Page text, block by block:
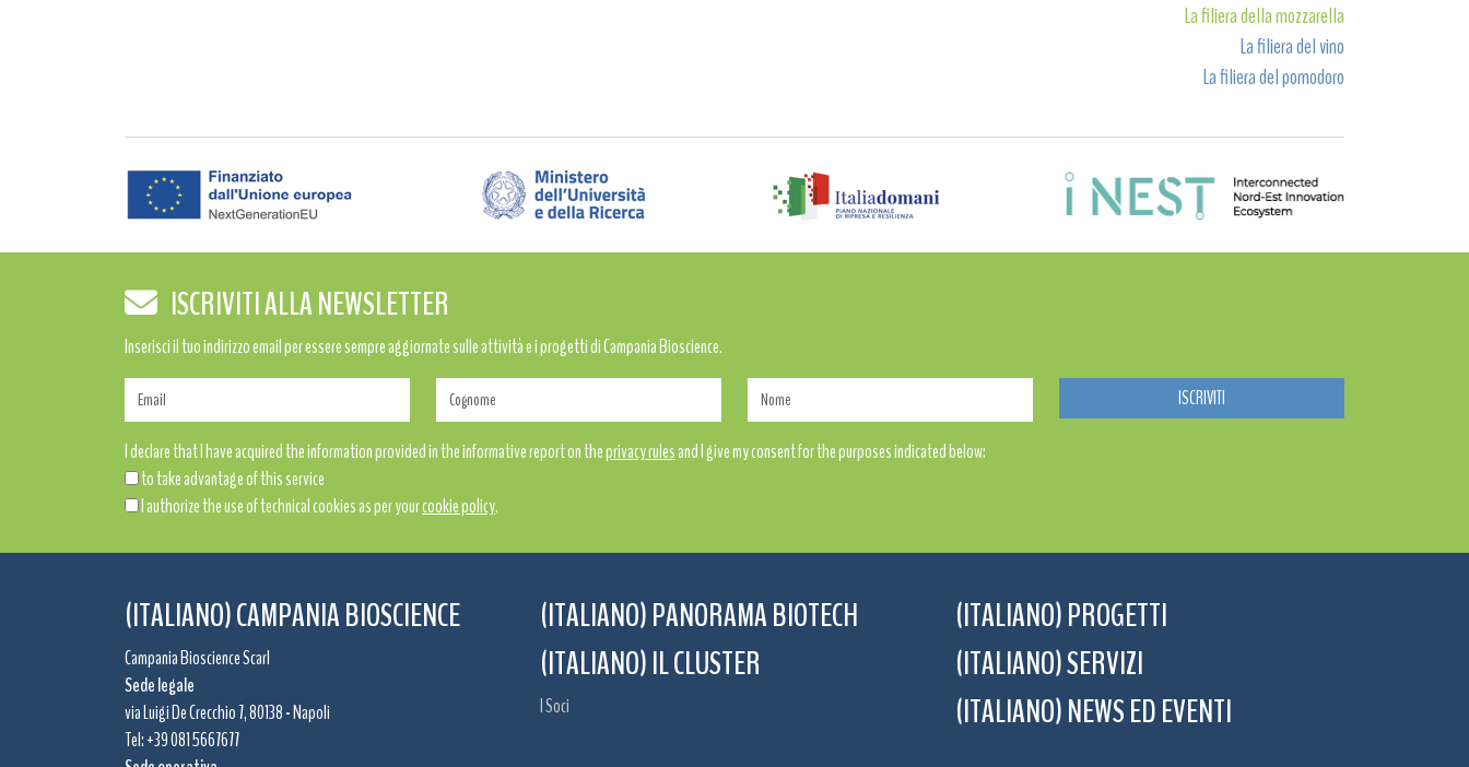
La filiera della mozzarella
La filiera del vino
La filiera del pomodoro
ISCRIVITI ALLA NEWSLETTER
Inserisci il tuo indirizzo email per essere sempre aggiornate sulle attività e i progetti di Campania Bioscience.
I declare that I have acquired the information provided in the informative report on theprivacy rulesand I give my consent for the purposes indicated below:
to take advantage of this service
I authorize the use of technical cookies as per yourcookie policy.
(ITALIANO) CAMPANIA BIOSCIENCE
Campania Bioscience Scarl
Sede legale
via Luigi De Crecchio 7, 80138 - Napoli
Tel: +39 081 5667677
(ITALIANO) PANORAMA BIOTECH
(ITALIANO) IL CLUSTER
I Soci
(ITALIANO) PROGETTI
(ITALIANO) SERVIZI
(ITALIANO) NEWS ED EVENTI